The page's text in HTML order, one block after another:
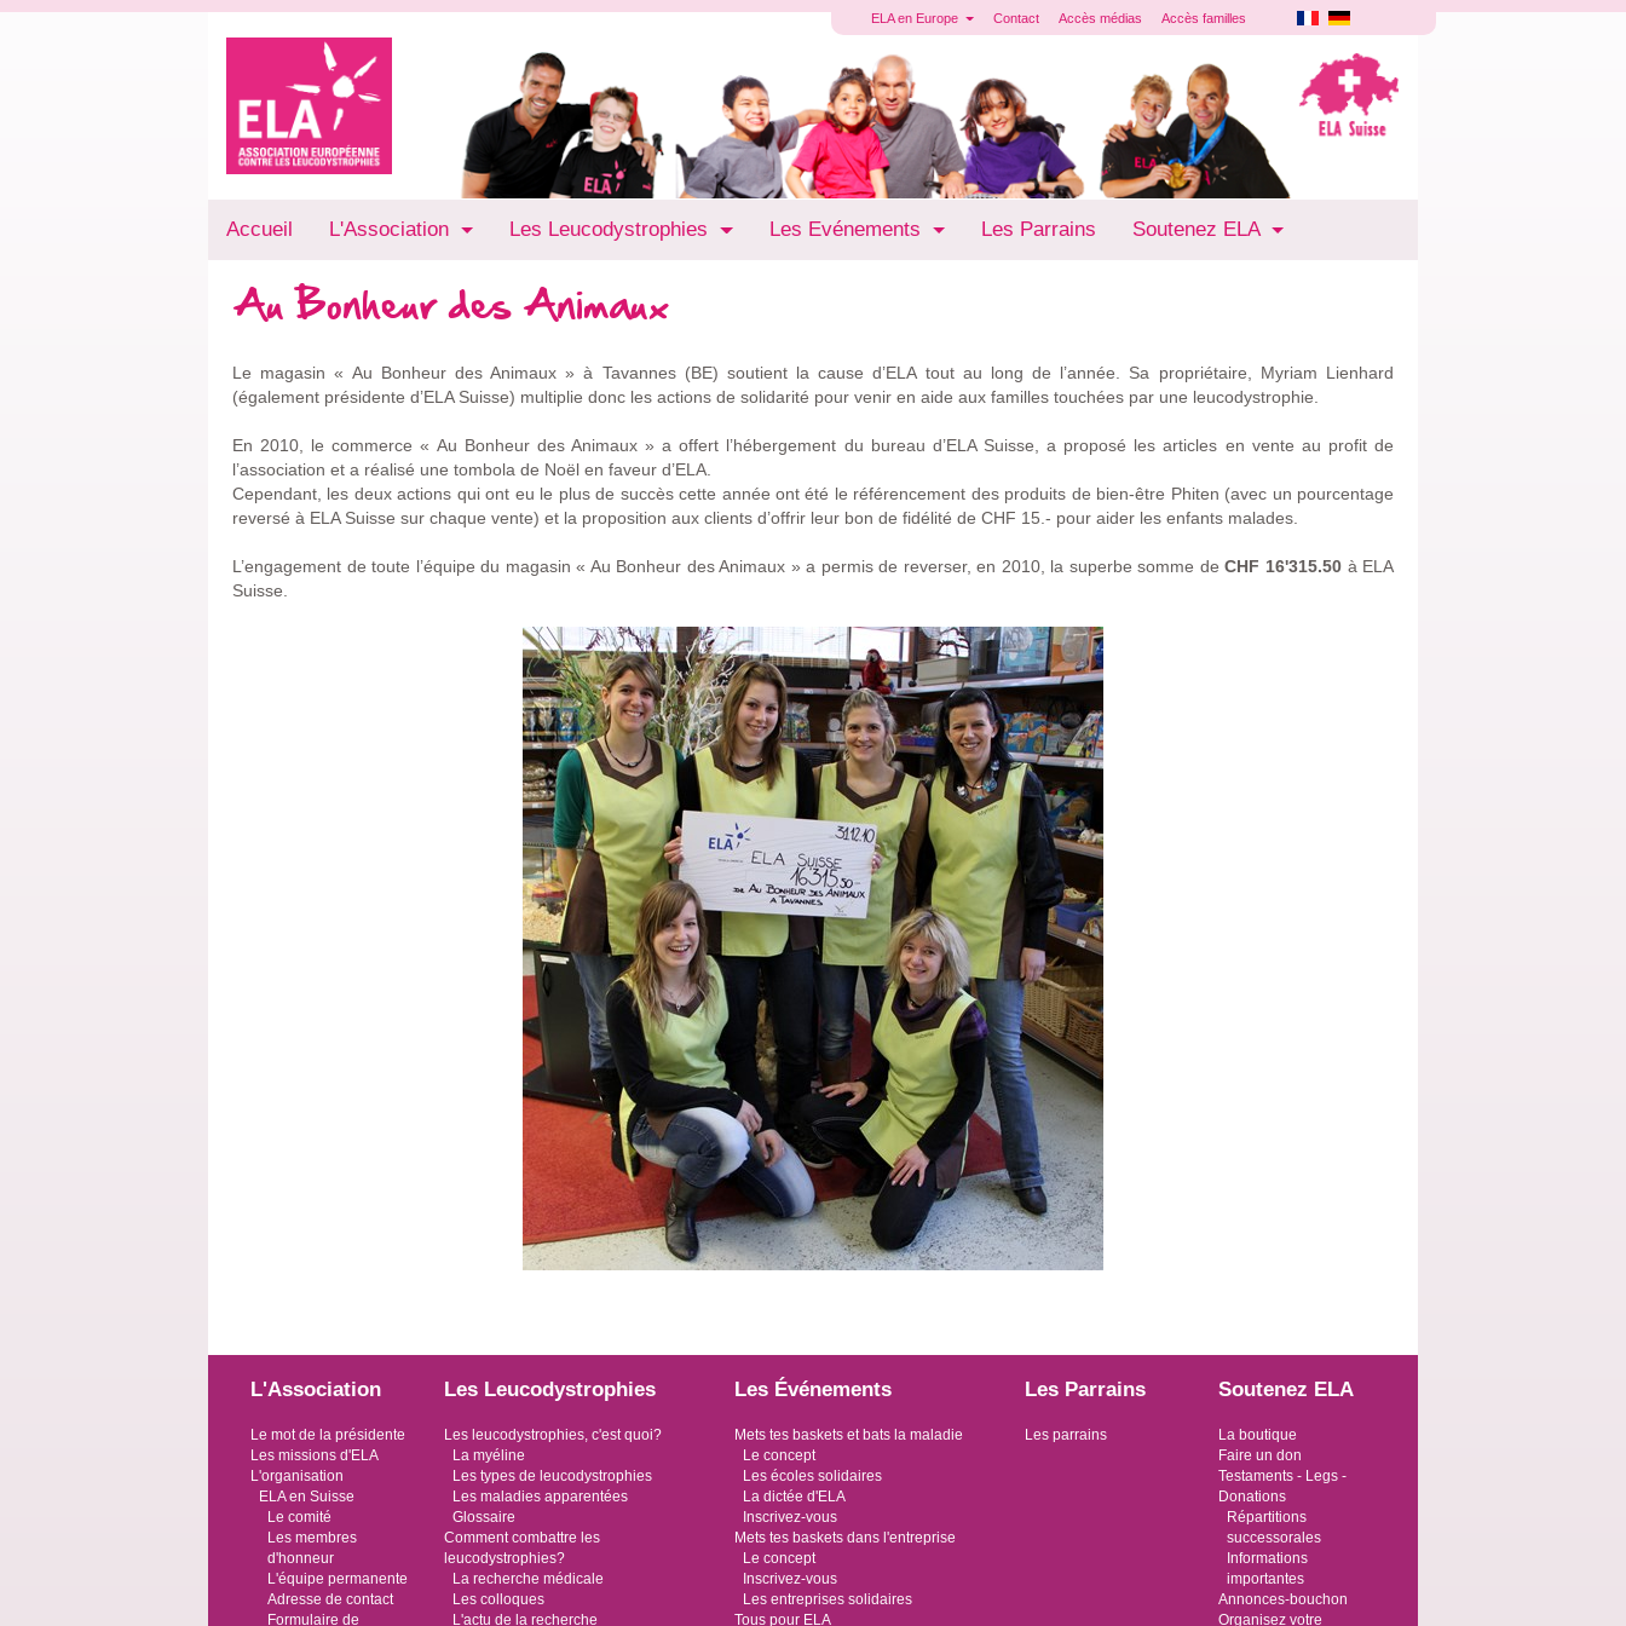
ELA en Europe Contact Accès médias Accès familles
Accueil L'Association Les Leucodystrophies Les Evénements Les Parrains Soutenez ELA
Au Bonheur des Animaux
Le magasin « Au Bonheur des Animaux » à Tavannes (BE) soutient la cause d’ELA tout au long de l’année. Sa propriétaire, Myriam Lienhard
(également présidente d’ELA Suisse) multiplie donc les actions de solidarité pour venir en aide aux familles touchées par une leucodystrophie.
En 2010, le commerce « Au Bonheur des Animaux » a offert l’hébergement du bureau d’ELA Suisse, a proposé les articles en vente au profit de
l’association et a réalisé une tombola de Noël en faveur d’ELA.
Cependant, les deux actions qui ont eu le plus de succès cette année ont été le référencement des produits de bien-être Phiten (avec un pourcentage
reversé à ELA Suisse sur chaque vente) et la proposition aux clients d’offrir leur bon de fidélité de CHF 15.- pour aider les enfants malades.
L’engagement de toute l’équipe du magasin « Au Bonheur des Animaux » a permis de reverser, en 2010, la superbe somme deCHF 16'315.50à ELA
Suisse.
L'Association
Le mot de la présidente
Les missions d'ELA
L'organisation
ELA en Suisse
Le comité
Les membres
d'honneur
L'équipe permanente
Adresse de contact
Formulaire de
Les Leucodystrophies
Les leucodystrophies, c'est quoi?
La myéline
Les types de leucodystrophies
Les maladies apparentées
Glossaire
Comment combattre les
leucodystrophies?
La recherche médicale
Les colloques
L'actu de la recherche
Les Événements
Mets tes baskets et bats la maladie
Le concept
Les écoles solidaires
La dictée d'ELA
Inscrivez-vous
Mets tes baskets dans l'entreprise
Le concept
Inscrivez-vous
Les entreprises solidaires
Tous pour ELA
Les Parrains
Les parrains
Soutenez ELA
La boutique
Faire un don
Testaments - Legs -
Donations
Répartitions
successorales
Informations
importantes
Annonces-bouchon
Organisez votre